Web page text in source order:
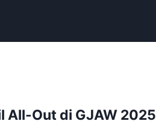
All-Out di GJAW 2025